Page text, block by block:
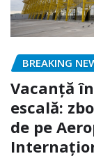
BREAKING
Vacanță
escală:
de pe